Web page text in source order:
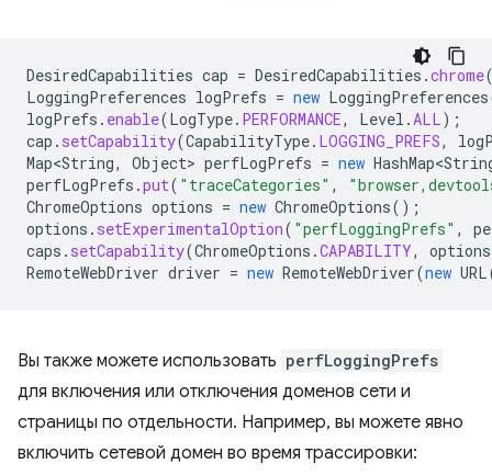
DesiredCapabilities cap = DesiredCapabilities .chrome
LoggingPreferences logPrefs = new LoggingPreferences
logPrefs . enable(LogType. PERFORMANCE, Level .ALL);
cap . setCapability(CapabilityType. LOGGING_PREFS,
Map<String, Object> perfLogPrefs = new
perfLogPrefs .put( "traceCategories" ,
ChromeOptions options = new ChromeOptions();
options . setExperimentalOption( "perfLoggingPrefs" ,
caps . setCapability(ChromeOptions .CAPABILITY, options
RemoteWebDriver driver = new RemoteWebDriver(new URL
Вы также можете использовать perfLoggingPrefs
для включения или отключения доменов сети и
страницы по отдельности. Например, вы можете явно
включить сетевой домен во время трассировки: